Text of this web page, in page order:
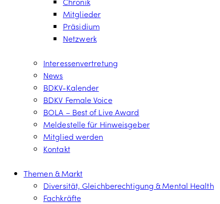
Mitglieder
Präsidium
Netzwerk
Interessenvertretung
News
BDKV-Kalender
BDKV Female Voice
BOLA – Best of Live Award
Meldestelle für Hinweisgeber
Mitglied werden
Kontakt
Themen & Markt
Diversität, Gleichberechtigung & Mental Health
Fachkräfte